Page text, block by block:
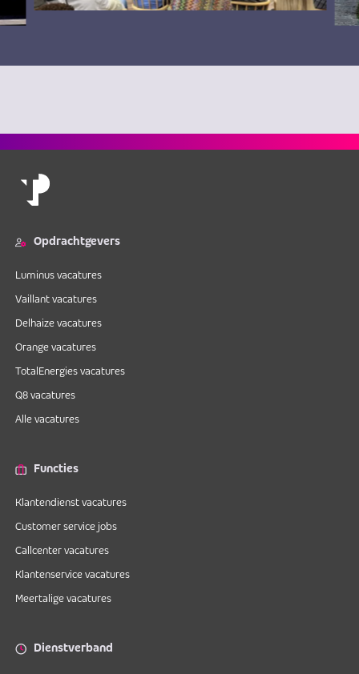
Opdrachtgevers
Luminus vacatures
Vaillant vacatures
Delhaize vacatures
Orange vacatures
TotalEnergies vacatures
Q8 vacatures
Alle vacatures
Functies
Klantendienst vacatures
Customer service jobs
Callcenter vacatures
Klantenservice vacatures
Meertalige vacatures
Dienstverband